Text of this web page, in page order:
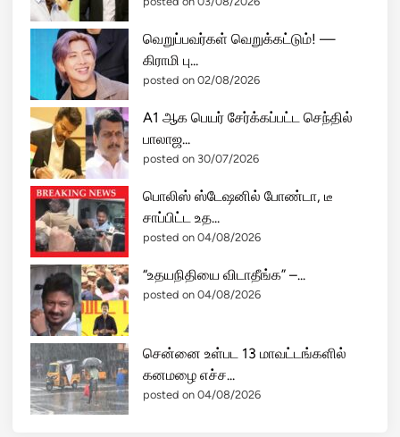
ம
ர்
ங்
க
ளு
க்
கு
அ
மை
ச்
ச
ர்
ர
மே
ஷ்
ஆ
வே
ச
வெறுப்பவர்கள் வெறுக்கட்டும்! —
கிராமி பு...
posted on 02/08/2026
A1 ஆக பெயர் சேர்க்கப்பட்ட செந்தில்
பாலாஜ...
posted on 30/07/2026
பொலிஸ் ஸ்டேஷனில் போண்டா, டீ
சாப்பிட்ட உத...
posted on 04/08/2026
“உதயநிதியை விடாதீங்க” –...
posted on 04/08/2026
சென்னை உள்பட 13 மாவட்டங்களில்
கனமழை எச்ச...
posted on 04/08/2026